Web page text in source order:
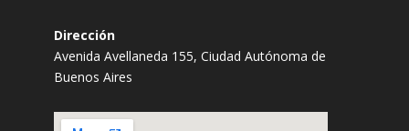
Dirección
Avenida Avellaneda 155, Ciudad Autónoma de
Buenos Aires